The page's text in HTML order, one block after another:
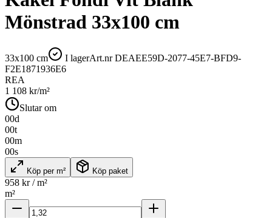
Mönstrad 33x100 cm
33x100 cm I lagerArt.nrDEAEE59D-2077-45E7-BFD9-
F2E1871936E6
REA
1 108 kr/m²
Slutar om
00d
00t
00m
00s
Köp per m² Köp paket
958 kr / m²
m²